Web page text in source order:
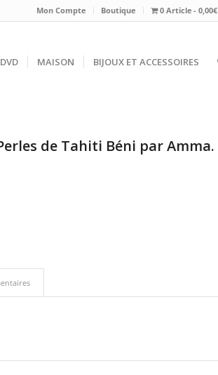
Mon Compte Boutique 0 Article 0,00€
MAISON BIJOUX ET ACCESSOIRES
de Tahiti Béni par Amma.